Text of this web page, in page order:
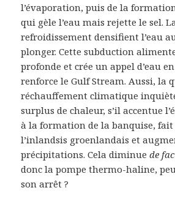
l’évaporation, puis de la
qui gèle l’eau mais rejette le sel.
refroidissement densifient l’eau
plonger. Cette subduction
profonde et crée un appel d’eau
renforce le Gulf Stream. Aussi, la
réchauffement climatique
surplus de chaleur, s’il accentue
à la formation de la banquise,
l’inlandsis groenlandais et
précipitations. Cela diminuede
donc la pompe thermo-haline,
son arrêt ?